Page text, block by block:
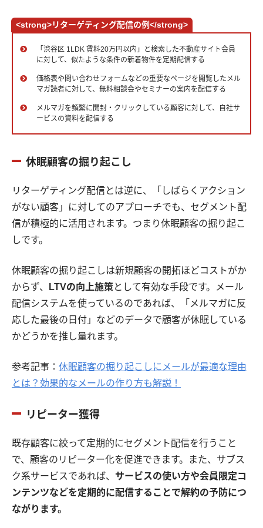
<strong>リターゲティング配信の例</strong>
「渋谷区 1LDK 賃料20万円以内」と検索した不動産サイト会員
に対して、似たような条件の新着物件を定期配信する
価格表や問い合わせフォームなどの重要なページを閲覧したメル
マガ読者に対して、無料相談会やセミナーの案内を配信する
メルマガを頻繁に開封・クリックしている顧客に対して、自社サ
ービスの資料を配信する
休眠顧客の掘り起こし
リターゲティング配信とは逆に、「しばらくアクション
がない顧客」に対してのアプローチでも、セグメント配
信が積極的に活用されます。つまり休眠顧客の掘り起こ
しです。
休眠顧客の掘り起こしは新規顧客の開拓ほどコストがか
からず、
LTVの向上施策として有効な手段です。メール
配信システムを使っているのであれば、「メルマガに反
応した最後の日付」などのデータで顧客が休眠している
かどうかを推し量れます。
参考記事： 休眠顧客の掘り起こしにメールが最適な理由
とは？効果的なメールの作り方も解説！
リピーター獲得
既存顧客に絞って定期的にセグメント配信を行うこと
で、顧客のリピーター化を促進できます。また、サブス
ク系サービスであれば、 サービスの使い方や会員限定コ
ンテンツなどを定期的に配信することで解約の予防につ
ながります。